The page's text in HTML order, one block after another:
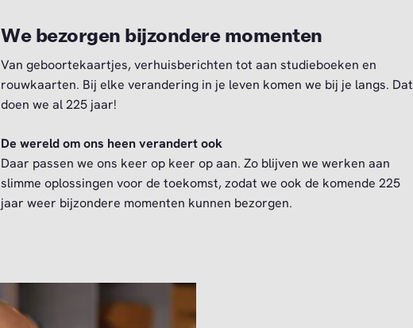
We bezorgen bijzondere momenten
Van geboortekaartjes, verhuisberichten tot aan studieboeken en
rouwkaarten. Bij elke verandering in je leven komen we bij je langs. Dat
doen we al 225 jaar!
De wereld om ons heen verandert ook
Daar passen we ons keer op keer op aan. Zo blijven we werken aan
slimme oplossingen voor de toekomst, zodat we ook de komende 225
jaar weer bijzondere momenten kunnen bezorgen.